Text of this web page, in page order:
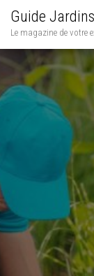
Guide
Le magazine de votre